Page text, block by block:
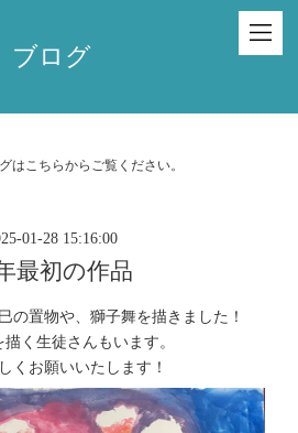
ブログ
はこちらからご覧ください。
01-28 15:16:00
最初の作品
の置物や、獅子舞を描きました！
く生徒さんもいます。
くお願いいたします！